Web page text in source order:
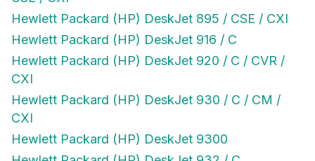
Hewlett Packard (HP) DeskJet 895 / CSE / CXI
Hewlett Packard (HP) DeskJet 916 / C
Hewlett Packard (HP) DeskJet 920 / C / CVR /
Hewlett Packard (HP) DeskJet 930 / C / CM /
Hewlett Packard (HP) DeskJet 9300
Hewlett Packard (HP) DeskJet 932 / C